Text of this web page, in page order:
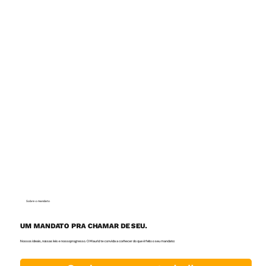
Sobre o mandato
UM MANDATO PRA CHAMAR DE SEU.
Nossos ideais, nossas leis e nosso progresso. O Maurici te convida a conhecer do que é feito o seu mandato: